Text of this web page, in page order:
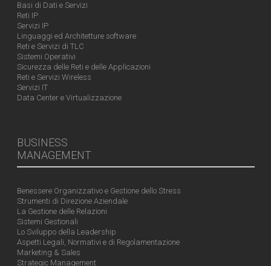
Basi di Dati e Servizi
Reti IP
Servizi IP
Linguaggi ed Architetture software
Reti e Servizi di TLC
Sistemi Operativi
Sicurezza delle Reti e delle Applicazioni
Reti e Servizi Wireless
Servizi IT
Data Center e Virtualizzazione
BUSINESS
MANAGEMENT
Benessere Organizzativo e Gestione dello Stress
Strumenti di Direzione Aziendale
La Gestione delle Relazioni
Sistemi Gestionali
Lo Sviluppo della Leadership
Aspetti Legali, Normativi e di Regolamentazione
Marketing & Sales
Strategic Management